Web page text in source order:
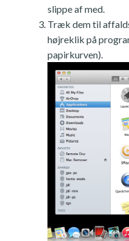
slippe af med.
Træk dem til
højreklik på
papirkurven).